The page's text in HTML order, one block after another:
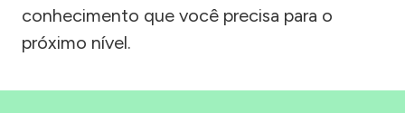
conhecimento que você precisa para o
próximo nível.